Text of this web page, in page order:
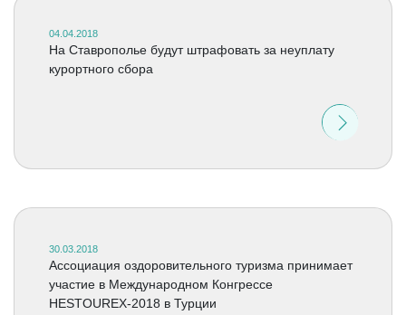
04.04.2018
На Ставрополье будут штрафовать за неуплату
курортного сбора
30.03.2018
Ассоциация оздоровительного туризма принимает
участие в Международном Конгрессе
HESTOUREX-2018 в Турции